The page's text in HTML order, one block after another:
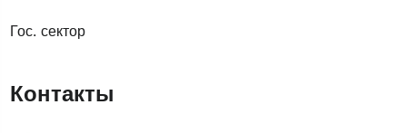
Гос. сектор
Контакты